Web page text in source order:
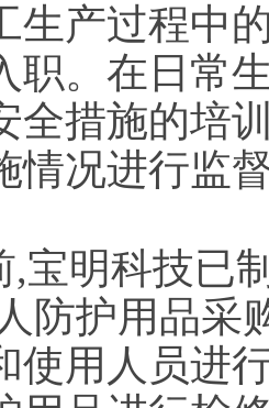
生产过程中
职。在日常
全措施的培
情况进行监
,宝明科技已
防护用品采
使用人员进